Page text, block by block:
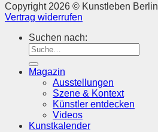
Copyright 2026 © Kunstleben Berlin
Vertrag widerrufen
Suchen nach:
Magazin
Ausstellungen
Szene & Kontext
Künstler entdecken
Videos
Kunstkalender